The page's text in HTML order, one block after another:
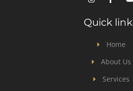
Quick
Home
About Us
Services